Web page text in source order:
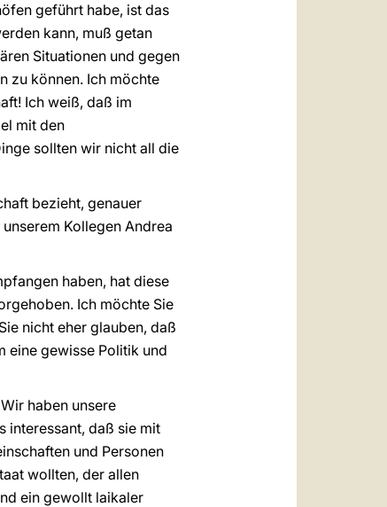
geführt habe, ist das
kann, muß getan
Situationen und gegen
zu können. Ich möchte
Ich weiß, daß im
mit den
sollten wir nicht all die
bezieht, genauer
Kollegen Andrea
haben, hat diese
Ich möchte Sie
nicht eher glauben, daß
eine gewisse Politik und
haben unsere
interessant, daß sie mit
und Personen
wollten, der allen
ein gewollt laikaler